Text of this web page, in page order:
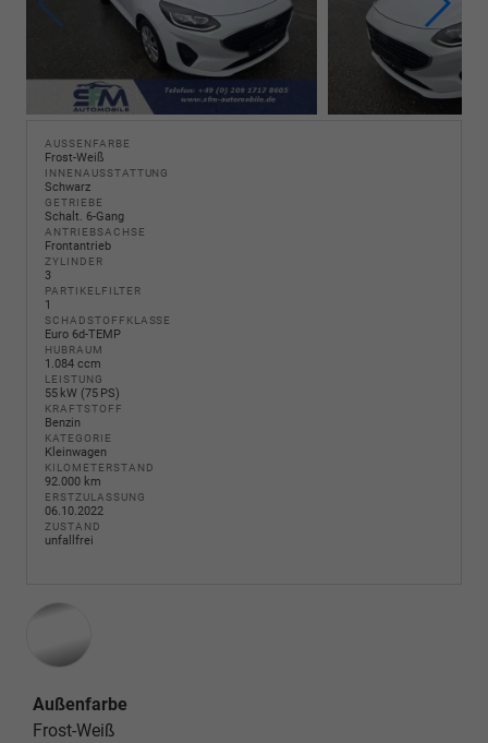
AUSSENFARBE
Frost-Weiß
INNENAUSSTATTUNG
Schwarz
GETRIEBE
Schalt. 6-Gang
ANTRIEBSACHSE
Frontantrieb
ZYLINDER
3
PARTIKELFILTER
1
SCHADSTOFFKLASSE
Euro 6d-TEMP
HUBRAUM
1.084 ccm
LEISTUNG
55 kW (75 PS)
KRAFTSTOFF
Benzin
KATEGORIE
Kleinwagen
KILOMETERSTAND
92.000 km
ERSTZULASSUNG
06.10.2022
ZUSTAND
unfallfrei
Außenfarbe
Frost-Weiß